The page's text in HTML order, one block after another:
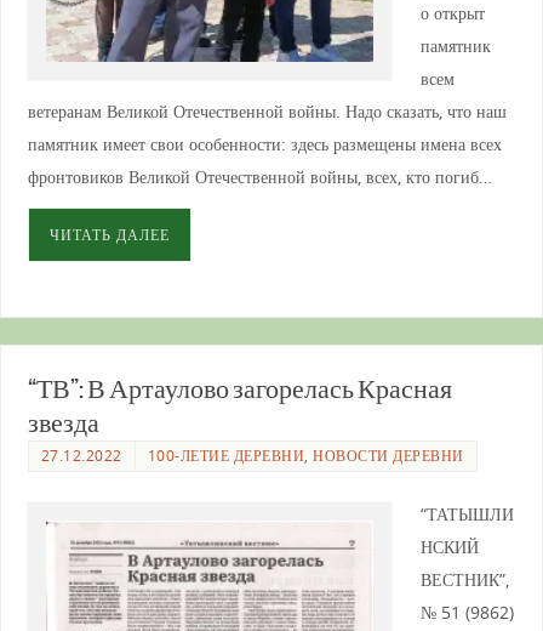
о открыт
памятник
всем
ветеранам Великой Отечественной войны. Надо сказать, что наш
памятник имеет свои особенности: здесь размещены имена всех
фронтовиков Великой Отечественной войны, всех, кто погиб…
ЧИТАТЬ ДАЛЕЕ
“ТВ”: В Артаулово загорелась Красная
звезда
27.12.2022 100-ЛЕТИЕ ДЕРЕВНИ,НОВОСТИ ДЕРЕВНИ
“ТАТЫШЛИ
НСКИЙ
ВЕСТНИК”,
№ 51 (9862)